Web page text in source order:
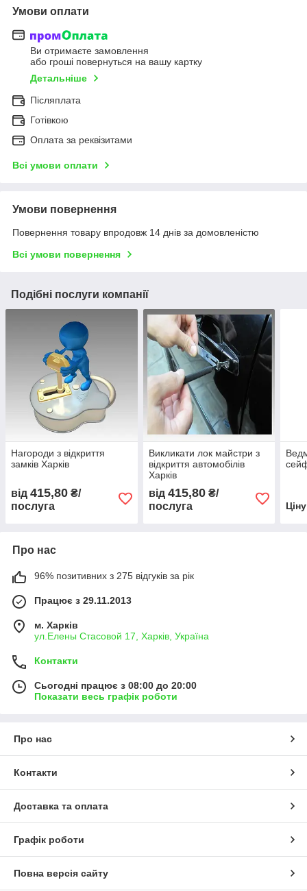
Умови оплати
Ви отримаєте замовлення
або гроші повернуться на вашу картку
Детальніше
Післяплата
Готівкою
Оплата за реквізитами
Всі умови оплати
Умови повернення
Повернення товару впродовж 14 днів за домовленістю
Всі умови повернення
Подібні послуги компанії
Нагороди з відкриття
замків Харків
від 415,80 ₴/
послуга
Викликати лок майстри з
відкриття автомобілів
Харків
від 415,80₴/
послуга
Про нас
96% позитивних з 275 відгуків за рік
Працює з 29.11.2013
м. Харків
ул.Елены Стасовой 17, Харків, Україна
Контакти
Сьогодні працює з 08:00 до 20:00
Показати весь графік роботи
Про нас
Контакти
Доставка та оплата
Графік роботи
Повна версія сайту